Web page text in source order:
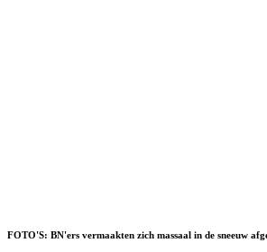
FOTO'S: BN'ers vermaakten zich massaal in de sneeuw